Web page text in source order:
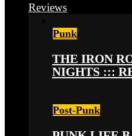
Reviews
Punk
THE IRON
NIGHTS :::
Post-Punk